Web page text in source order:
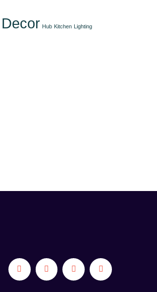
Decor Hub Kitchen Lighting